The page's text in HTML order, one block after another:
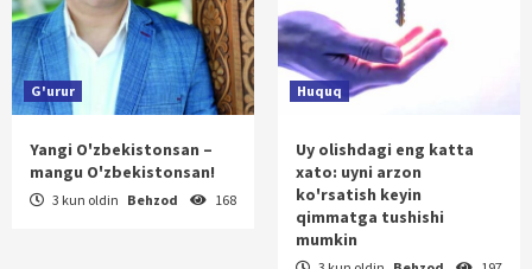
G'urur
Yangi O'zbekistonsan –
mangu O'zbekistonsan!
3 kun oldin Behzod 168
Huquq
Uy olishdagi eng katta
xato: uyni arzon
ko'rsatish keyin
qimmatga tushishi
mumkin